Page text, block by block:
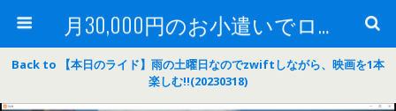
月30,000円のお小遣いでロードバイク
Back to 【本日のライド】雨の土曜日なのでzwiftしながら、映画を1本
楽しむ‼(20230318)